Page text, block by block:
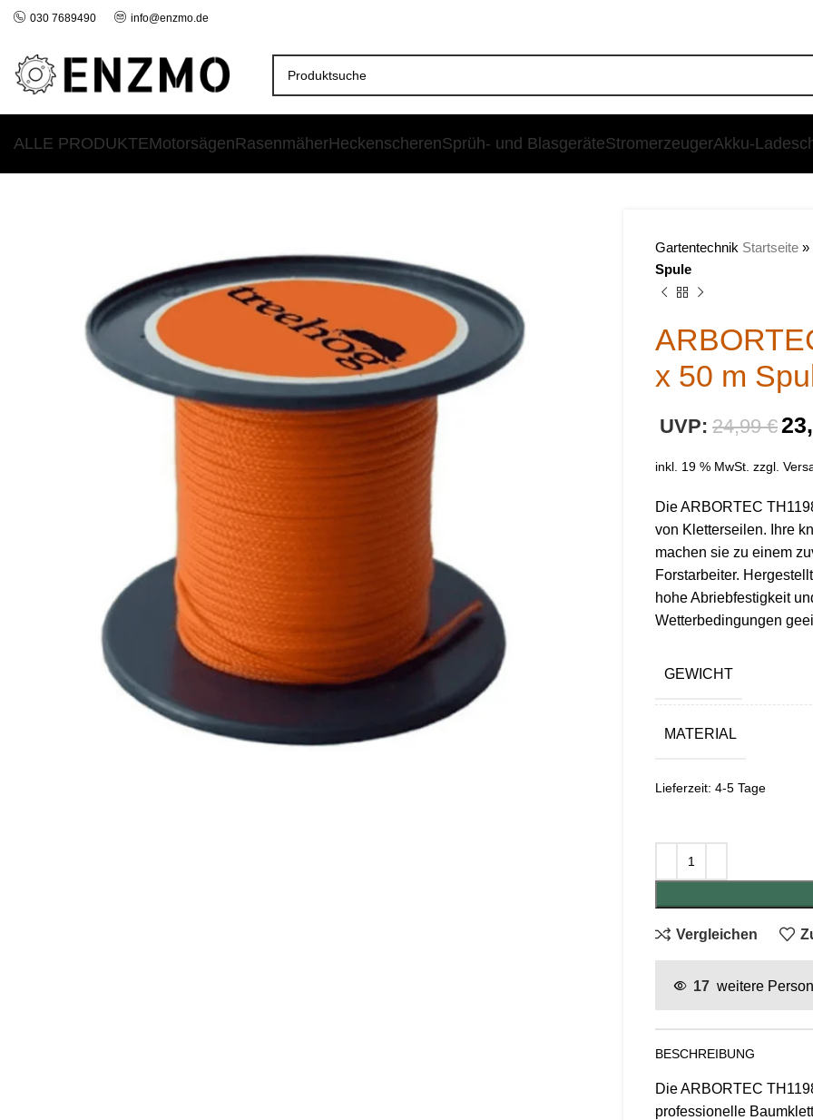
030 7689490 info@enzmo.de
ALLE PRODUKTEMotorsägenRasenmäherHeckenscherenSprüh- und BlasgeräteStromerzeugerAkku-
Gartentechnik Startseite »
Spule
x 50 m
24,99€
inkl. 19 % MwSt. zzgl.
Die ARBORTEC
von Kletterseilen. Ihre
machen sie zu einem
Forstarbeiter.
hohe Abriebfestigkeit
Wetterbedingungen
GEWICHT
MATERIAL
Lieferzeit: 4-5 Tage
Vergleichen
17 weitere
BESCHREIBUNG
Die ARBORTEC
professionelle